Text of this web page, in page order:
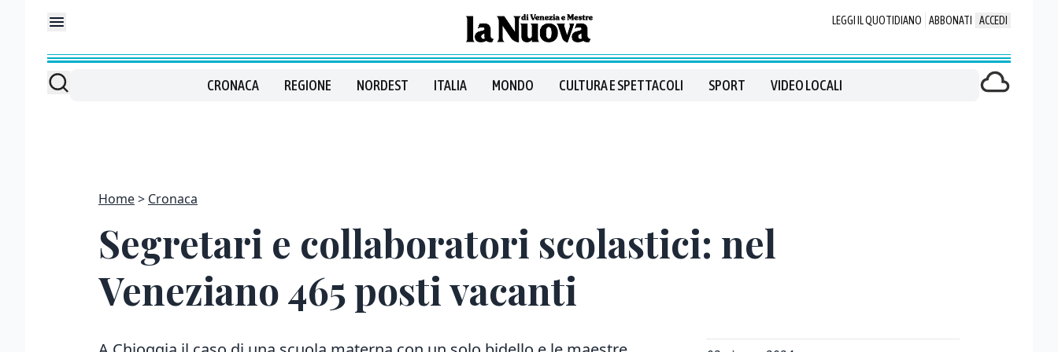
LEGGI IL QUOTIDIANO ABBONATI ACCEDI
CRONACA REGIONE NORDEST ITALIA MONDO CULTURA E SPETTACOLI SPORT VIDEO LOCALI
Home Cronaca
Segretari e collaboratori scolastici: nel
Veneziano 465 posti vacanti